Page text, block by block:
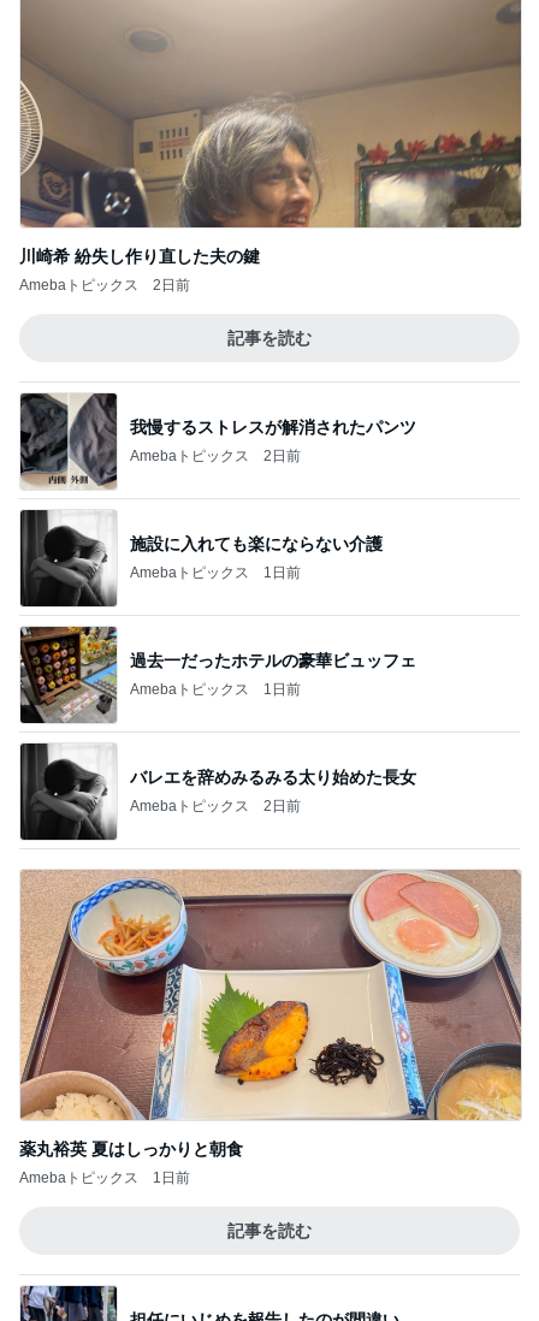
川崎希 紛失し作り直した夫の鍵
Amebaトピックス 2日前
記事を読む
我慢するストレスが解消されたパンツ
Amebaトピックス 2日前
施設に入れても楽にならない介護
Amebaトピックス 1日前
過去一だったホテルの豪華ビュッフェ
Amebaトピックス 1日前
バレエを辞めみるみる太り始めた長女
Amebaトピックス 2日前
薬丸裕英 夏はしっかりと朝食
Amebaトピックス 1日前
記事を読む